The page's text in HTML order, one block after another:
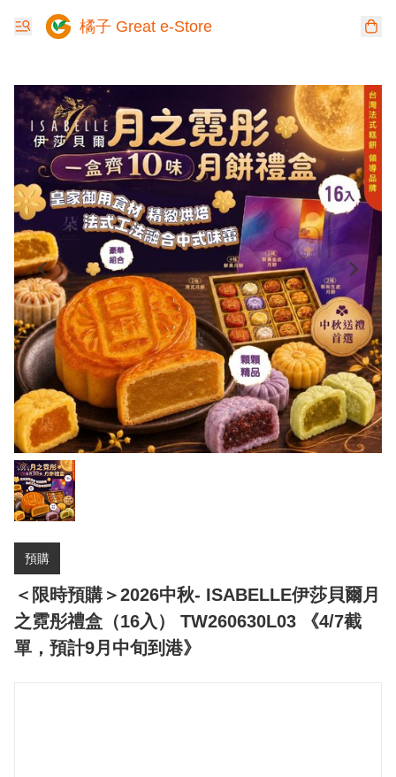
橘子 Great e-Store
預購
＜限時預購＞2026中秋- ISABELLE伊莎貝爾月
之霓彤禮盒（16入） TW260630L03 《4/7截
單，預計9月中旬到港》